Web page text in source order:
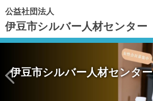
公益社団法人
伊豆市シルバー人材センター
伊豆市シルバー人材センター